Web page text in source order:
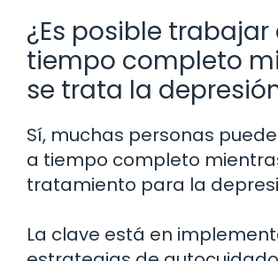
¿Es posible trabajar
tiempo completo
se trata la
Sí, muchas personas
a tiempo completo
tratamiento para la
La clave está en